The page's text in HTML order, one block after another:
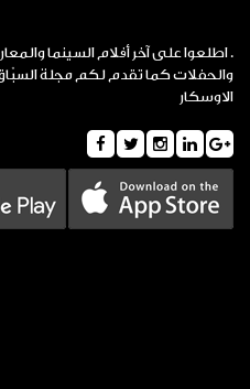
. اطلعوا على آخر أفلام السينما
والحفلات كما تقدم لكم مجلة
الاوسكار